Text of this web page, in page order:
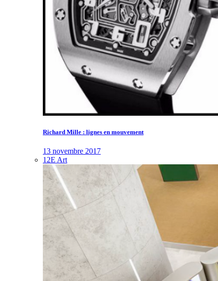
Richard Mille : lignes en mouvement
13 novembre 2017
12E Art